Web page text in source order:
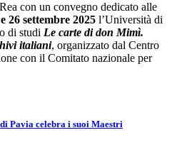
con un convegno dedicato alle
26 settembre 2025 l’Università di
di studi Le carte di don Mimì.
italiani, organizzato dal Centro
con il Comitato nazionale per
Pavia celebra i suoi Maestri